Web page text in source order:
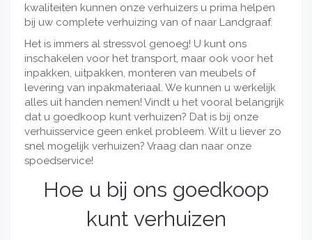
kwaliteiten kunnen onze verhuizers u prima helpen
bij uw complete verhuizing van of naar Landgraaf.
Het is immers al stressvol genoeg! U kunt ons
inschakelen voor het transport, maar ook voor het
inpakken, uitpakken, monteren van meubels of
levering van inpakmateriaal. We kunnen u werkelijk
alles uit handen nemen! Vindt u het vooral belangrijk
dat u goedkoop kunt verhuizen? Dat is bij onze
verhuisservice geen enkel probleem. Wilt u liever zo
snel mogelijk verhuizen? Vraag dan naar onze
spoedservice!
Hoe u bij ons goedkoop
kunt verhuizen